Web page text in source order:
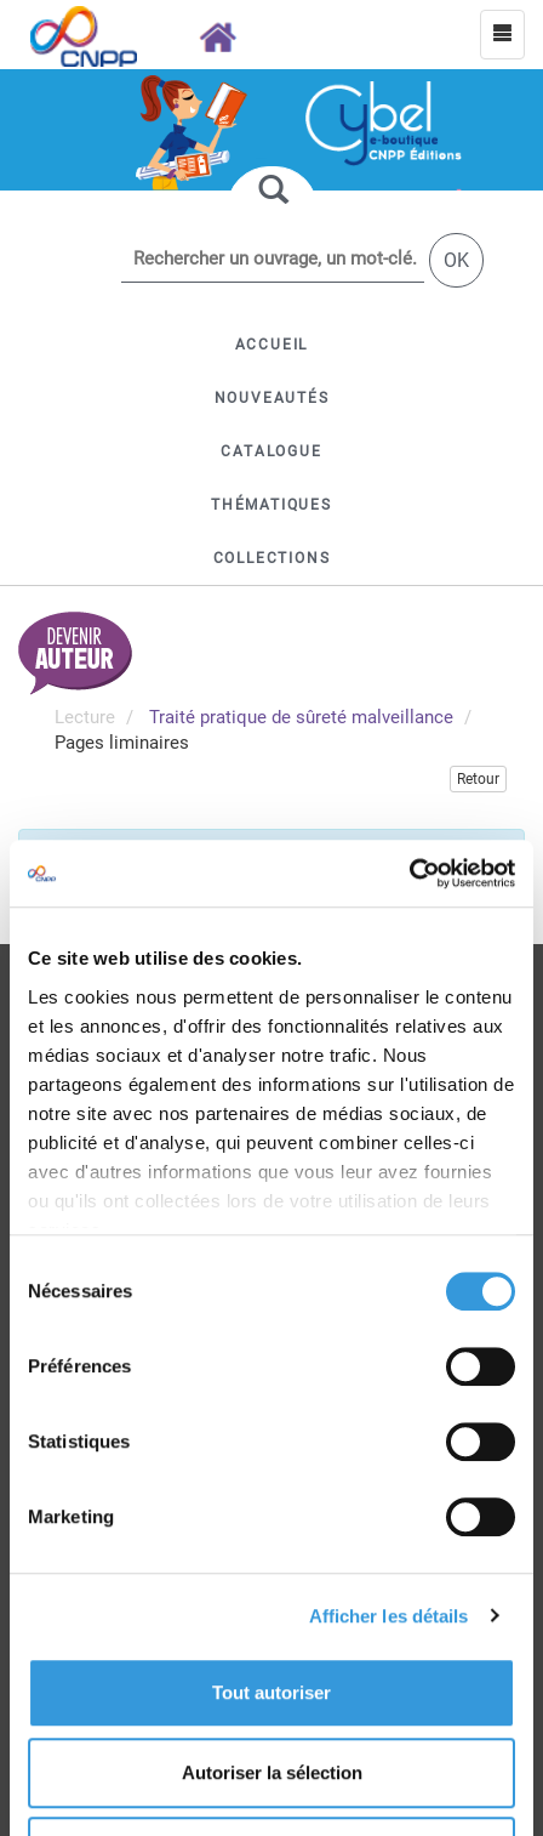
Ce site web utilise des cookies.
Les cookies nous permettent de personnaliser le contenu
et les annonces, d'offrir des fonctionnalités relatives aux
médias sociaux et d'analyser notre trafic. Nous
partageons également des informations sur l'utilisation de
notre site avec nos partenaires de médias sociaux, de
publicité et d'analyse, qui peuvent combiner celles-ci
avec d'autres informations que vous leur avez fournies
ou qu'ils ont collectées lors de votre utilisation de leurs
Nécessaires
Préférences
Statistiques
Marketing
Afficher les détails
Tout autoriser
Autoriser la sélection
OK
ACCUEIL
NOUVEAUTÉS
CATALOGUE
THÉMATIQUES
COLLECTIONS
Lecture
Traité pratique de sûreté malveillance
Pages liminaires
Retour
Veuillez vous connecter pour consulter gratuitement ce
chapitre
Livraison
dans le monde entier
Route de la Chapelle Réanville
Tél : 02 32 53 64 34
www.faceaurisque.com